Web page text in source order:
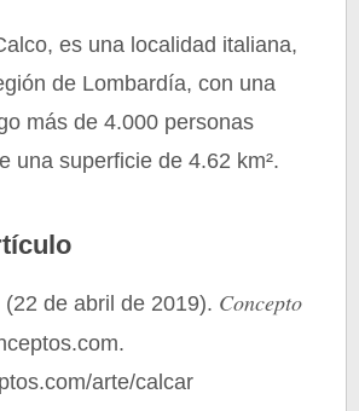
es una localidad italiana,
de Lombardía, con una
más de 4.000 personas
una superficie de 4.62 km².
de abril de 2019). Concepto
arte/calcar